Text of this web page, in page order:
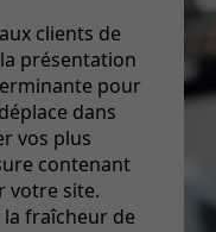
clients de
présentation
pour
dans
vos plus
contenant
votre site.
fraîcheur de